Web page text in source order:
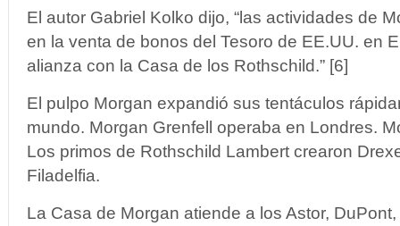
El autor Gabriel Kolko dijo, “las actividades de
en la venta de bonos del Tesoro de EE.UU. en
alianza con la Casa de los Rothschild.” [6]
El pulpo Morgan expandió sus tentáculos
mundo. Morgan Grenfell operaba en Londres.
Los primos de Rothschild Lambert crearon
Filadelfia.
La Casa de Morgan atiende a los Astor,